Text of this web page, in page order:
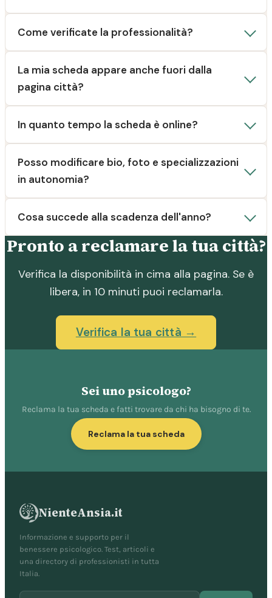
Come verificate la professionalità?
La mia scheda appare anche fuori dalla
pagina città?
In quanto tempo la scheda è online?
Posso modificare bio, foto e specializzazioni
in autonomia?
Cosa succede alla scadenza dell'anno?
Pronto a reclamare la tua città?
Verifica la disponibilità in cima alla pagina. Se è
libera, in 10 minuti puoi reclamarla.
Verifica la tua città →
Sei uno psicologo?
Reclama la tua scheda e fatti trovare da chi ha bisogno di te.
Reclama la tua scheda
NienteAnsia.it
Informazione e supporto per il
benessere psicologico. Test, articoli e
una directory di professionisti in tutta
Italia.